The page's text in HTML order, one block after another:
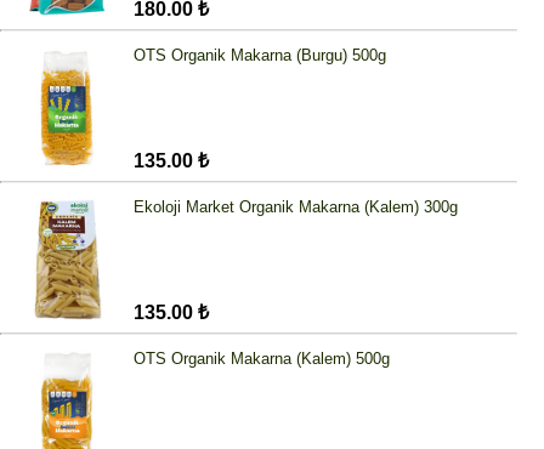
180.00 ₺
OTS Organik Makarna (Burgu) 500g
135.00 ₺
Ekoloji Market Organik Makarna (Kalem) 300g
135.00 ₺
OTS Organik Makarna (Kalem) 500g